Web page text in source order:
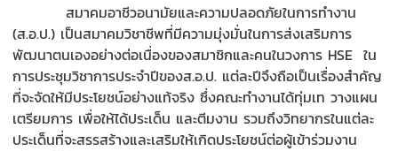
สมาคมอาชีวอนามัยและความปลอดภัยในการทำงาน
(ส.อ.ป.) เป็นสมาคมวิชาชีพที่มีความมุ่งมั่นในการส่งเสริมการ
พัฒนาตนเองอย่างต่อเนื่องของสมาชิกและคนในวงการ HSE ใน
การประชุมวิชาการประจำปีของส.อ.ป. แต่ละปีจึงถือเป็นเรื่องสำคัญ
ที่จะจัดให้มีประโยชน์อย่างแท้จริง ซึ่งคณะทำงานได้ทุ่มเท วางแผน
เตรียมการ เพื่อให้ได้ประเด็น และตีมงาน รวมถึงวิทยากรในแต่ละ
ประเด็นที่จะสรรสร้างและเสริมให้เกิดประโยชน์ต่อผู้เข้าร่วมงาน